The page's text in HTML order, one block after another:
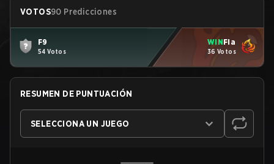
VOTOS90 Predicciones
F9
54 Votos
WINFla
36 Votos
RESUMEN DE PUNTUACIÓN
SELECCIONA UN JUEGO